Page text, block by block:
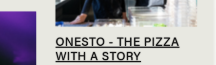
ONESTO - THE PIZZA
WITH A STORY